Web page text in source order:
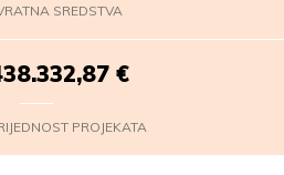
SREDSTVA
€
PROJEKATA